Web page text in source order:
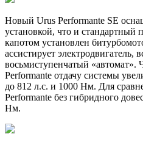
Новый Urus Performante SE
установкой, что и
капотом установлен
ассистирует электродвигатель,
восьмиступенчатый «автомат».
Performante отдачу системы
до 812 л.с. и 1000 Нм. Для
Performante без гибридного
Нм.